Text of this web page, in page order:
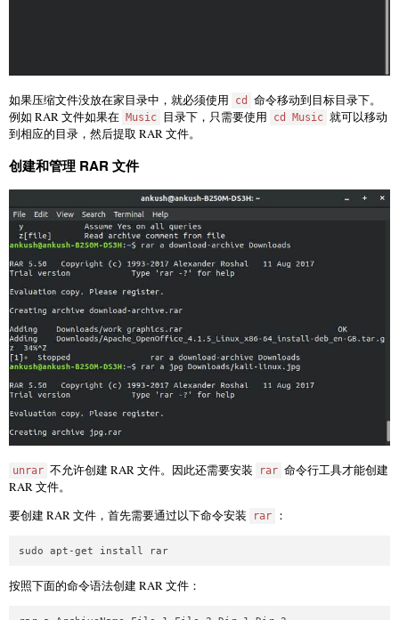
如果压缩文件没放在家目录中，就必须使用 cd
命令移动到目标目录下。
例如 RAR 文件如果在 Music 目录下，只需要使用 cd Music 就可以移动
到相应的目录，然后提取 RAR 文件。
创建和管理 RAR 文件
unrar 不允许创建 RAR 文件。因此还需要安装 rar 命令行工具才能创建
RAR 文件。
要创建 RAR 文件，首先需要通过以下命令安装
rar ：
sudo apt-get install rar
按照下面的命令语法创建 RAR 文件：